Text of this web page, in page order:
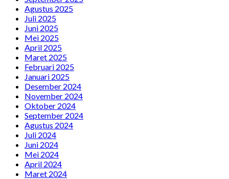
Agustus 2025
Juli 2025
Juni 2025
Mei 2025
April 2025
Maret 2025
Februari 2025
Januari 2025
Desember 2024
November 2024
Oktober 2024
September 2024
Agustus 2024
Juli 2024
Juni 2024
Mei 2024
April 2024
Maret 2024